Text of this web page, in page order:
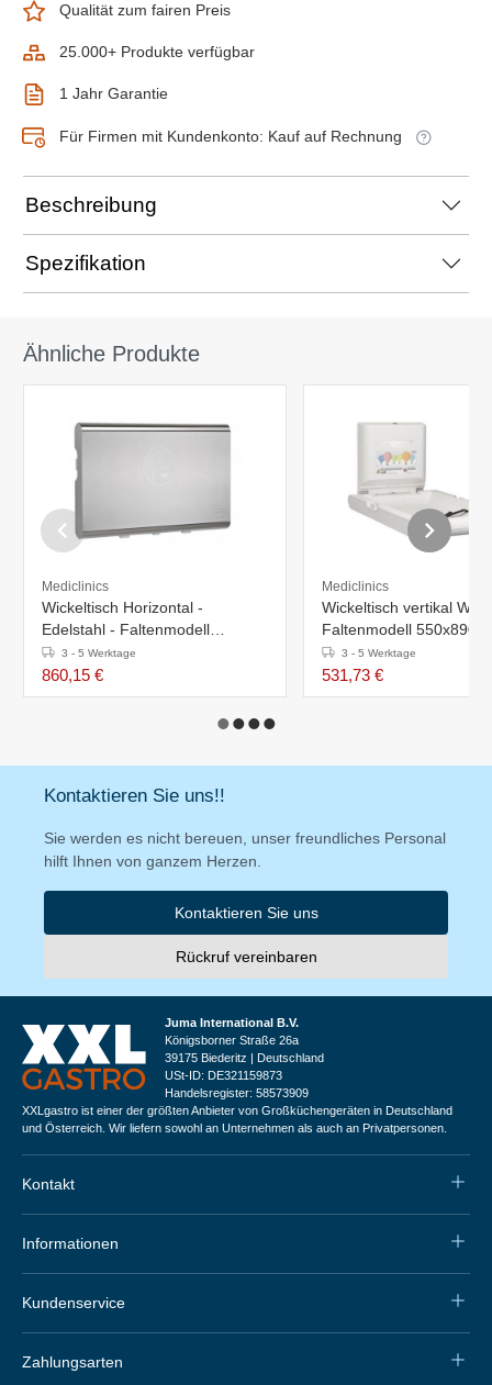
Qualität zum fairen Preis
25.000+ Produkte verfügbar
1 Jahr Garantie
Für Firmen mit Kundenkonto: Kauf auf Rechnung
Beschreibung
Spezifikation
Ähnliche Produkte
Mediclinics
Wickeltisch Horizontal -
Edelstahl - Faltenmodell
860x570x (H) 480mm (geöffnet)
3 - 5 Werktage
860,15 €
Mediclinics
Wickeltisch vertikal Weiß
Faltenmodell 550x890x
480mm (geöffnet)
3 - 5 Werktage
531,73 €
Kontaktieren Sie uns!!
Sie werden es nicht bereuen, unser freundliches Personal
hilft Ihnen von ganzem Herzen.
Kontaktieren Sie uns
Rückruf vereinbaren
Juma International B.V.
Königsborner Straße 26a
39175 Biederitz | Deutschland
USt-ID: DE321159873
Handelsregister: 58573909
XXLgastro ist einer der größten Anbieter von Großküchengeräten in Deutschland
und Österreich. Wir liefern sowohl an Unternehmen als auch an Privatpersonen.
Kontakt
Informationen
Kundenservice
Zahlungsarten